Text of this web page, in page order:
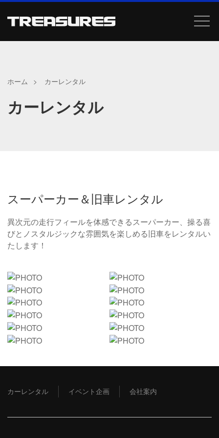
Skip
content
ホーム カーレンタル
カーレンタル
スーパーカー＆旧車レンタル
異次元の走行フィールを体感できるスーパーカー、操る喜
びとノスタルジックな雰囲気を楽しめる旧車をレンタルい
たします！
カーレンタル イベント企画 会社案内